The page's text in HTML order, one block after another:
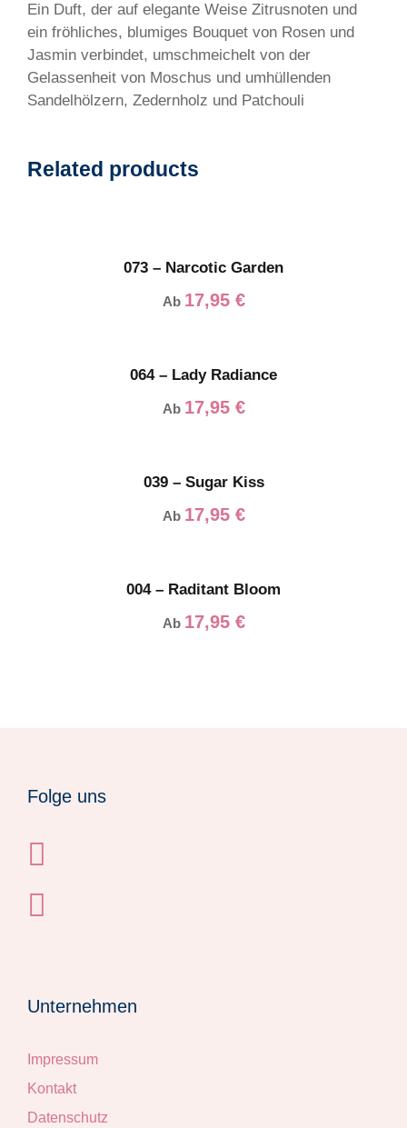
n
e
M
e
n
Ein Duft, der auf elegante Weise Zitrusnoten und
ein fröhliches, blumiges Bouquet von Rosen und
Jasmin verbindet, umschmeichelt von der
Gelassenheit von Moschus und umhüllenden
Sandelhölzern, Zedernholz und Patchouli
Related products
073 – Narcotic Garden
Ab 17,95 €
064 – Lady Radiance
Ab 17,95 €
039 – Sugar Kiss
Ab 17,95 €
004 – Raditant Bloom
Ab 17,95 €
Folge uns
Unternehmen
Impressum
Kontakt
Datenschutz